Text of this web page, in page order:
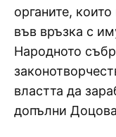
органите,
във връзка с
Народното
властта да
допълни